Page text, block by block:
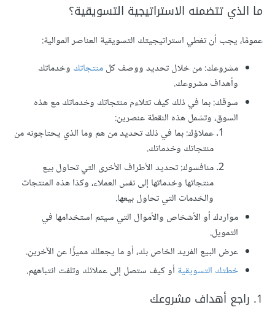
ما الذي تتضمنه الاستراتيجية التسويقية؟
عمومًا، يجب أن تغطي استراتيجيتك التسويقية العناصر الموالية:
مشروعك: من خلال تحديد ووصف كلمنتجاتك وخدماتك
وأهداف مشروعك.
سوقك: بما في ذلك كيف تتلاءم منتجاتك وخدماتك مع هذه
السوق، وتشمل هذه النقطة عنصرين:
عملاؤك: بما في ذلك تحديد من هم وما الذي يحتاجونه من
منتجاتك وخدماتك.
منافسوك: تحديد الأطراف الأخرى التي تحاول بيع
منتجاتها وخدماتها إلى نفس العملاء، وكذا هذه المنتجات
والخدمات التي تحاول بيعها.
مواردك أو الأشخاص والأموال التي سيتم استخدامها في
التمويل.
عرض البيع الفريد الخاص بك، أو ما يجعلك مميزًا عن الآخرين.
خطتك التسويقية أو كيف ستصل إلى عملائك وتلفت انتباههم.
1. راجع أهداف مشروعك